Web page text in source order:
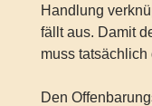
Handlung
fällt aus. Damit
muss
Den